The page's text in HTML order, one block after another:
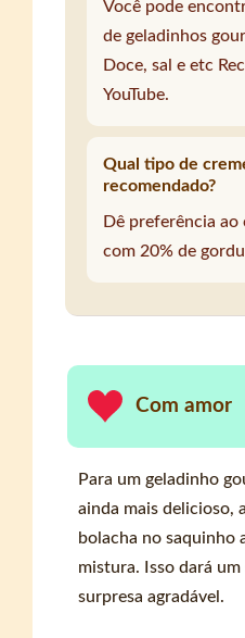
Você pode
de geladinhos
Doce, sal e etc
YouTube.
Qual tipo de
recomendado?
Dê preferência ao
com 20% de
Com amor
Para um geladinho
ainda mais delicioso,
bolacha no saquinho
mistura. Isso dará
surpresa agradável.